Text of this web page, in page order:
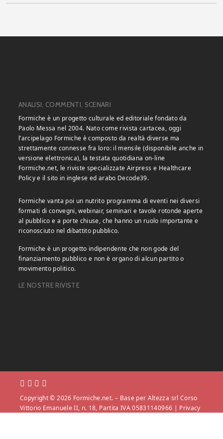
ANALISI, COMMENTI, SCENARI
Formiche è un progetto culturale ed editoriale fondato da
Paolo Messa nel 2004. Nato come rivista cartacea, oggi
l’arcipelago Formiche è composto da realtà diverse ma
strettamente connesse fra loro: il mensile (disponibile anche in
versione elettronica), la testata quotidiana on-line
Formiche.net, le riviste specializzate Airpress e Healthcare
Policy e il sito in inglese ed arabo Decode39.
Formiche vanta poi un nutrito programma di eventi nei diversi
formati di convegni, webinair, seminari e tavole rotonde aperte
al pubblico e a porte chiuse, che hanno un ruolo importante e
riconosciuto nel dibattito pubblico.
Formiche è un progetto indipendente che non gode del
finanziamento pubblico e non è organo di alcun partito o
movimento politico.
LE NOSTRE RIVISTE
Copyright © 2026 Formiche.net. – Base per Altezza srl Corso
Vittorio Emanuele II, n. 18, Partita IVA 05831140966 | Privacy